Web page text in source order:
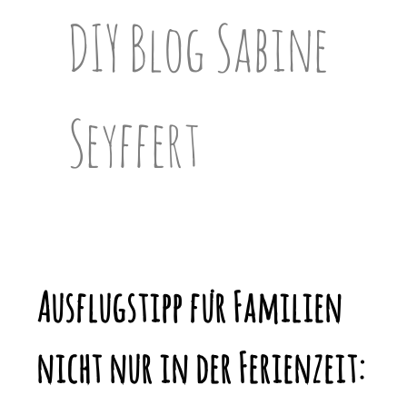
DIY Blog Sabine
Seyffert
Ausflugstipp für Familien
nicht nur in der Ferienzeit: